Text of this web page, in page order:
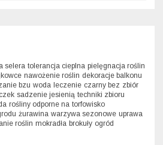
selera tolerancja cieplna pielęgnacja roślin
nawożenie roślin dekoracje balkonu
bzu woda leczenie czarny bez zbiór
sadzenie jesienią techniki zbioru
rośliny odporne na torfowisko
żurawina warzywa sezonowe uprawa
roślin mokradła brokuły ogród